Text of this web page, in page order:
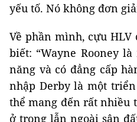
yếu tố. Nó không đơn
Về phần mình, cựu HLV
biết: “Wayne Rooney
năng và có đẳng cấp
nhập Derby là một
thể mang đến rất nhiều
ở trong lẫn ngoài sân